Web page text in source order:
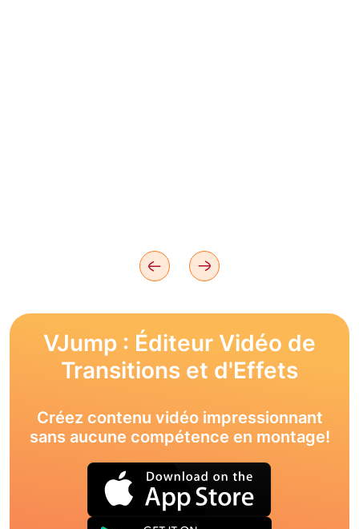
VJump : Éditeur Vidéo de
Transitions et d'Effets
Créez contenu vidéo impressionnant
sans aucune compétence en montage!